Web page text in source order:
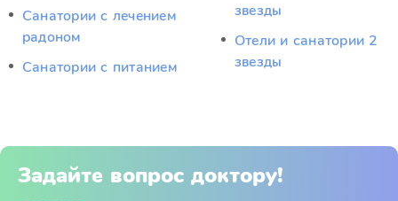
Санатории с лечением
радоном
Санатории с питанием
звезды
Отели и санатории 2
звезды
Задайте вопрос доктору!